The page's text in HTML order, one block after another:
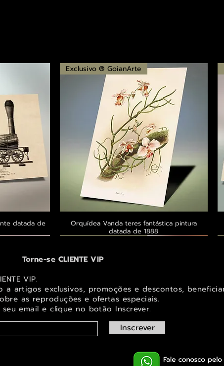
datada de
Visualização rápida
Exclusivo ® GoianArte
Orquídea Vanda teres fantástica pintura
datada de 1888
Torne-se CLIENTE VIP
VIP.
a artigos exclusivos, promoções e descontos,
e as reproduções e ofertas especiais.
email e clique no botão Inscrever.
Inscrever